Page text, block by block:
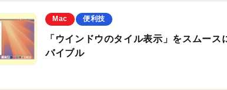
Mac 便利技
「ウインドウのタイル表示」をスムー
バイブル